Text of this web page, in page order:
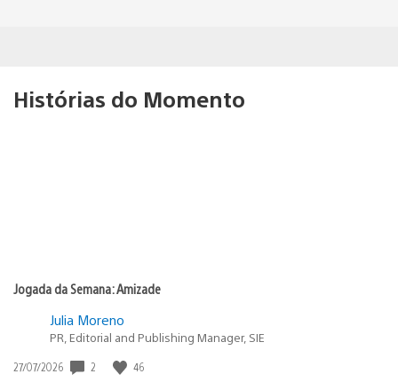
Histórias do Momento
Jogada da Semana: Amizade
Julia Moreno
PR, Editorial and Publishing Manager, SIE
Data
27/07/2026 2 46